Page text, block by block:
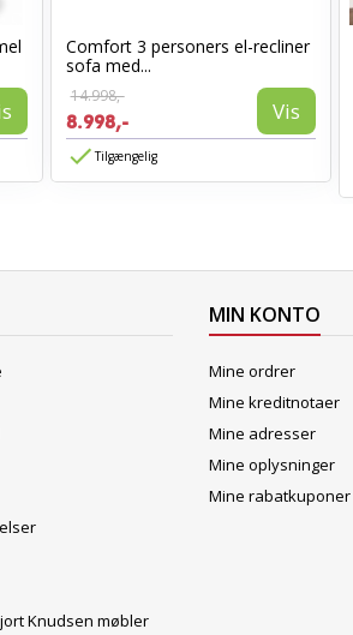
Comfort 3 personers el-recliner
sofa med...
14.998,-
8.998,- Vis
Tilgængelig
Knudsen møbler
MIN KONTO
Mine ordrer
Mine kreditnotaer
Mine adresser
Mine oplysninger
Mine rabatkuponer